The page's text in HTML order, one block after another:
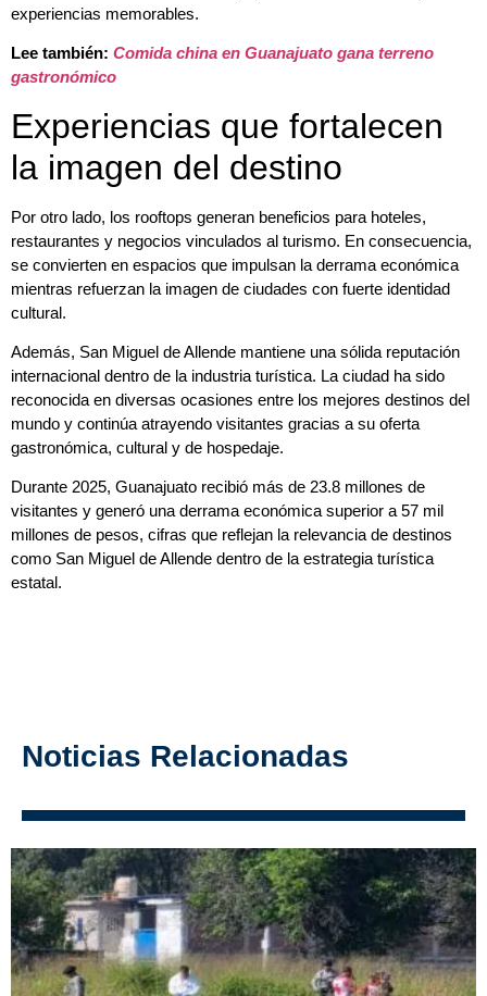
experiencias memorables.
Lee también: Comida china en Guanajuato gana terreno
gastronómico
Experiencias que fortalecen
la imagen del destino
Por otro lado, los rooftops generan beneficios para hoteles,
restaurantes y negocios vinculados al turismo. En consecuencia,
se convierten en espacios que impulsan la derrama económica
mientras refuerzan la imagen de ciudades con fuerte identidad
cultural.
Además, San Miguel de Allende mantiene una sólida reputación
internacional dentro de la industria turística. La ciudad ha sido
reconocida en diversas ocasiones entre los mejores destinos del
mundo y continúa atrayendo visitantes gracias a su oferta
gastronómica, cultural y de hospedaje.
Durante 2025, Guanajuato recibió más de 23.8 millones de
visitantes y generó una derrama económica superior a 57 mil
millones de pesos, cifras que reflejan la relevancia de destinos
como San Miguel de Allende dentro de la estrategia turística
estatal.
Noticias Relacionadas